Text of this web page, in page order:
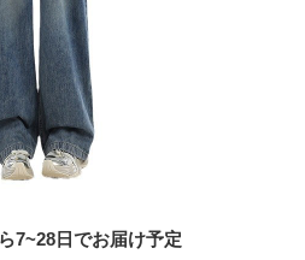
7~28日でお届け予定